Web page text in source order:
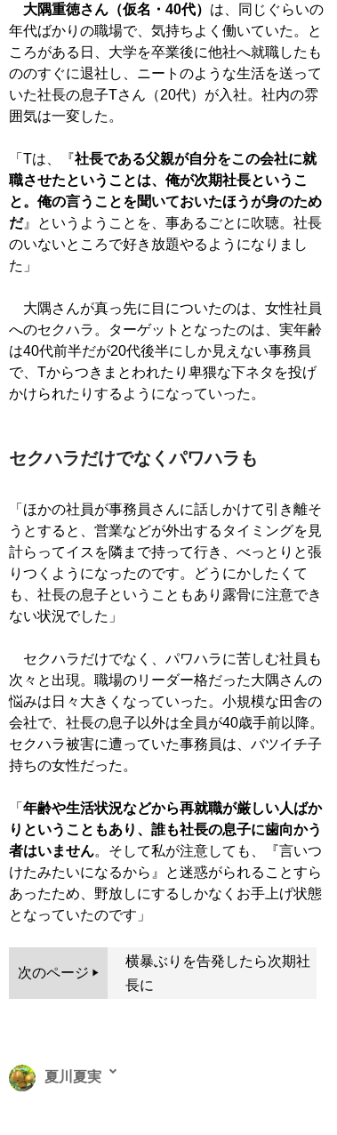
大隅重徳さん（仮名・40代） は、同じぐらいの
年代ばかりの職場で、気持ちよく働いていた。と
ころがある日、大学を卒業後に他社へ就職したも
ののすぐに退社し、ニートのような生活を送って
いた社長の息子Tさん（20代）が入社。社内の雰
囲気は一変した。
「Tは、『社長である父親が自分をこの会社に就
職させたということは、俺が次期社長というこ
と。俺の言うことを聞いておいたほうが身のため
だ』というようことを、事あるごとに吹聴。社長
のいないところで好き放題やるようになりまし
た」
大隅さんが真っ先に目についたのは、女性社員
へのセクハラ。ターゲットとなったのは、実年齢
は40代前半だが20代後半にしか見えない事務員
で、Tからつきまとわれたり卑猥な下ネタを投げ
かけられたりするようになっていった。
セクハラだけでなくパワハラも
「ほかの社員が事務員さんに話しかけて引き離そ
うとすると、営業などが外出するタイミングを見
計らってイスを隣まで持って行き、べっとりと張
りつくようになったのです。どうにかしたくて
も、社長の息子ということもあり露骨に注意でき
ない状況でした」
セクハラだけでなく、パワハラに苦しむ社員も
次々と出現。職場のリーダー格だった大隅さんの
悩みは日々大きくなっていった。小規模な田舎の
会社で、社長の息子以外は全員が40歳手前以降。
セクハラ被害に遭っていた事務員は、バツイチ子
持ちの女性だった。
「 年齢や生活状況などから再就職が厳しい人ばか
りということもあり、誰も社長の息子に歯向かう
者はいません。そして私が注意しても、『言いつ
けたみたいになるから』と迷惑がられることすら
あったため、野放しにするしかなくお手上げ状態
となっていたのです」
次のページ
横暴ぶりを告発したら次期社
長に
夏川夏実